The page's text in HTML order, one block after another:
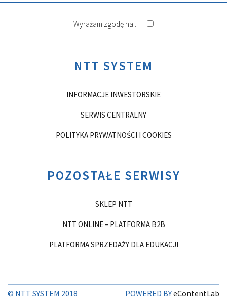
Wyrażam zgodę na...
NTT SYSTEM
INFORMACJE INWESTORSKIE
SERWIS CENTRALNY
POLITYKA PRYWATNOŚCI I COOKIES
POZOSTAŁE SERWISY
SKLEP NTT
NTT ONLINE – PLATFORMA B2B
PLATFORMA SPRZEDAŻY DLA EDUKACJI
© NTT SYSTEM 2018 POWERED BYeContentLab